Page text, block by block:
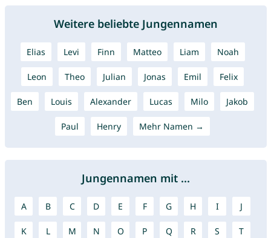
Weitere beliebte Jungennamen
Elias Levi Finn Matteo Liam Noah
Leon Theo Julian Jonas Emil Felix
Ben Louis Alexander Lucas Milo Jakob
Paul Henry Mehr Namen →
Jungennamen mit ...
A B C D E F G H I J
K L M N O P Q R S T